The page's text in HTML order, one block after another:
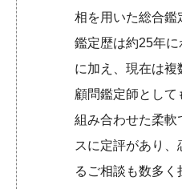
相を用いた総合鑑
鑑定歴は約25年
に加え、現在は
顧問鑑定師として
組み合わせた柔軟
スに定評があり
るご相談も数多く